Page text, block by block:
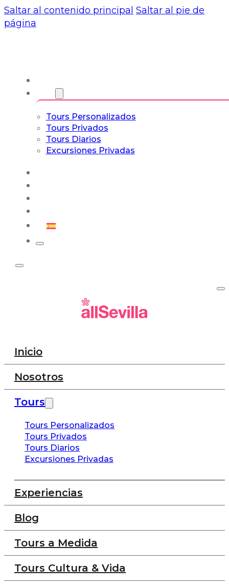
Saltar al contenido principal Saltar al pie de
página
Tours Personalizados
Tours Privados
Tours Diarios
Excursiones Privadas
Inicio
Nosotros
Tours
Tours Personalizados
Tours Privados
Tours Diarios
Excursiones Privadas
Experiencias
Blog
Tours a Medida
Tours Cultura & Vida